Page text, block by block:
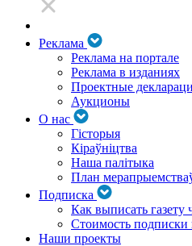
Реклама
Реклама на портале
Реклама в изданиях
Проектные
Аукционы
О нас
Гісторыя
Кіраўніцтва
Наша палітыка
План
Подписка
Как выписать газету
Стоимость подписки
Наши проекты